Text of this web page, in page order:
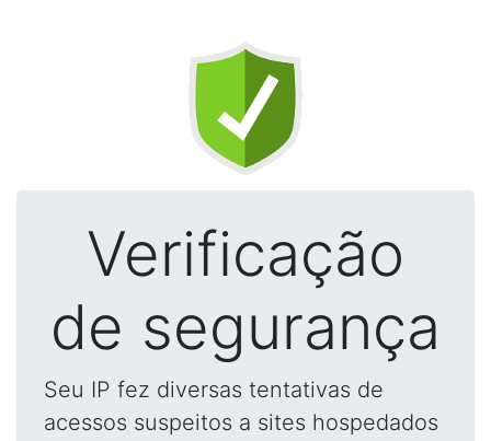
Verificação
de segurança
Seu IP fez diversas tentativas de
acessos suspeitos a sites hospedados